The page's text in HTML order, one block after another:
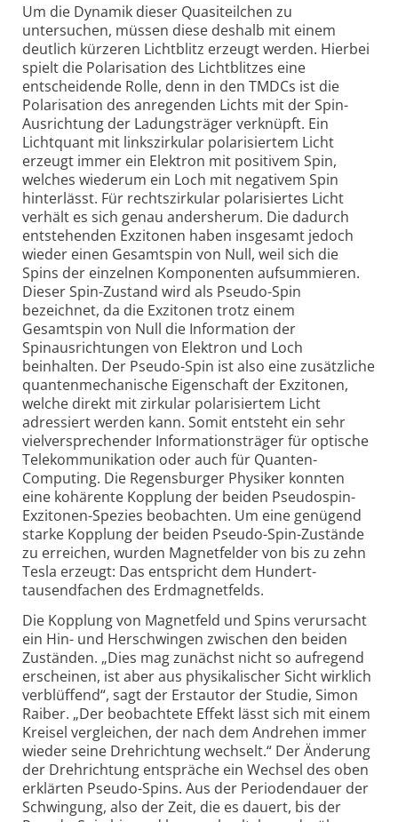
Um die Dynamik dieser Quasiteilchen zu
untersuchen, müssen diese deshalb mit einem
deutlich kürzeren Lichtblitz erzeugt werden. Hierbei
spielt die Polarisation des Lichtblitzes eine
entscheidende Rolle, denn in den TMDCs ist die
Polarisation des anregenden Lichts mit der Spin-
Ausrichtung der Ladungsträger verknüpft. Ein
Lichtquant mit linkszirkular polarisiertem Licht
erzeugt immer ein Elektron mit positivem Spin,
welches wiederum ein Loch mit negativem Spin
hinterlässt. Für rechtszirkular polarisiertes Licht
verhält es sich genau andersherum. Die dadurch
entstehenden Exzitonen haben insgesamt jedoch
wieder einen Gesamtspin von Null, weil sich die
Spins der einzelnen Komponenten aufsummieren.
Dieser Spin-Zustand wird als Pseudo-Spin
bezeichnet, da die Exzitonen trotz einem
Gesamtspin von Null die Information der
Spinausrichtungen von Elektron und Loch
beinhalten. Der Pseudo-Spin ist also eine zusätzliche
quanten­mechanische Eigenschaft der Exzitonen,
welche direkt mit zirkular polarisiertem Licht
adressiert werden kann. Somit entsteht ein sehr
vielversprechender Informations­träger für optische
Telekommunikation oder auch für Quanten-
Computing. Die Regensburger Physiker konnten
eine kohärente Kopplung der beiden Pseudospin-
Exzitonen-Spezies beobachten. Um eine genügend
starke Kopplung der beiden Pseudo-Spin-Zustände
zu erreichen, wurden Magnetfelder von bis zu zehn
Tesla erzeugt: Das entspricht dem Hundert­
tausendfachen des Erdmagnetfelds.
Die Kopplung von Magnetfeld und Spins verursacht
ein Hin- und Herschwingen zwischen den beiden
Zuständen. „Dies mag zunächst nicht so aufregend
erscheinen, ist aber aus physikalischer Sicht wirklich
verblüffend“, sagt der Erstautor der Studie, Simon
Raiber. „Der beobachtete Effekt lässt sich mit einem
Kreisel vergleichen, der nach dem Andrehen immer
wieder seine Drehrichtung wechselt.“ Der Änderung
der Drehrichtung entspräche ein Wechsel des oben
erklärten Pseudo-Spins. Aus der Perioden­dauer der
Schwingung, also der Zeit, die es dauert, bis der